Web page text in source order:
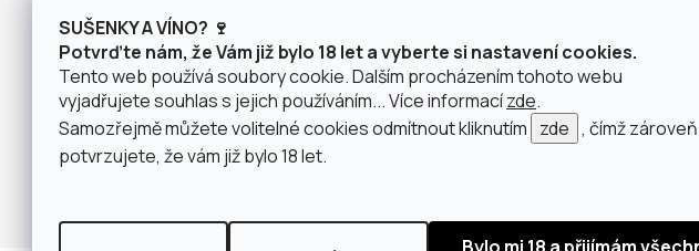
SUŠENKY A VÍNO? 🍷
Potvrďte nám, že Vám již bylo 18 let a vyberte si nastavení cookies.
Tento web používá soubory cookie. Dalším procházením tohoto webu
vyjadřujete souhlas s jejich používáním... Více informacízde.
Samozřejmě můžete volitelné cookies odmítnout kliknutím zde , čímž zároveň
potvrzujete, že vám již bylo 18 let.
Seznam vinařství